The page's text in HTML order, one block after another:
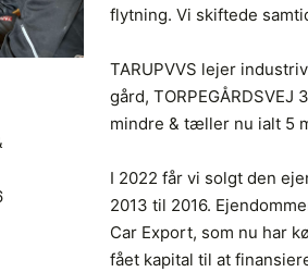
flytning. Vi skiftede
TARUPVVS lejer
gård, TORPEGÅRDSVEJ
mindre & tæller nu ialt 5
I 2022 får vi solgt den
2013 til 2016.
Car Export, som nu har
fået kapital til at